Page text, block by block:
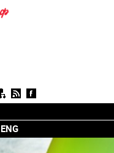
ENG